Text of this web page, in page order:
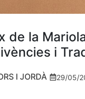
de la
i
I JORDÀ 29/05/